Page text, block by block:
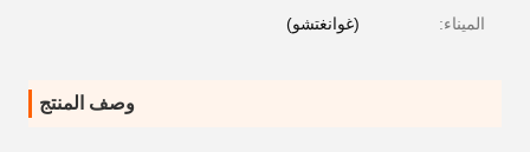
الميناء: (غوانغتشو)
وصف المنتج